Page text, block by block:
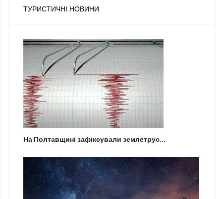
ТУРИСТИЧНІ НОВИНИ
На Полтавщині зафіксували землетрус...